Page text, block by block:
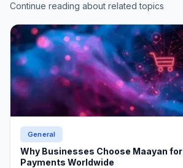
Continue reading about related topics
General
Why Businesses Choose Maayan
Payments Worldwide